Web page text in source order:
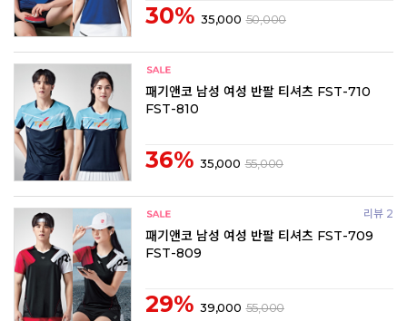
30% 35,000 50,000
패기앤코 남성 여성 반팔 티셔츠 FST-710
FST-810
36% 35,000 55,000
리뷰 2
패기앤코 남성 여성 반팔 티셔츠 FST-709
FST-809
29% 39,000 55,000